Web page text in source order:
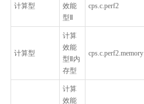
计算型
效能
型Ⅱ
cps.c.perf2
计算型
计算
效能
型Ⅱ内
存型
cps.c.perf2.memory
计算
效能